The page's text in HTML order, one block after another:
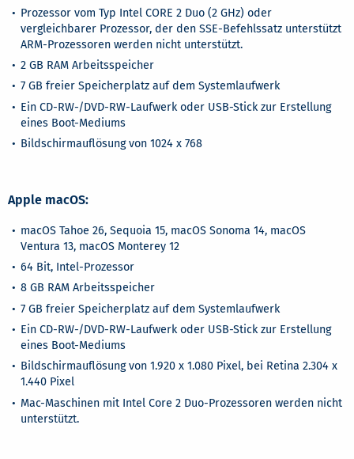
Prozessor vom Typ Intel CORE 2 Duo (2 GHz) oder
vergleichbarer Prozessor, der den SSE-Befehlssatz unterstützt
ARM-Prozessoren werden nicht unterstützt.
2 GB RAM Arbeitsspeicher
7 GB freier Speicherplatz auf dem Systemlaufwerk
Ein CD-RW-/DVD-RW-Laufwerk oder USB-Stick zur Erstellung
eines Boot-Mediums
Bildschirmauflösung von 1024 x 768
Apple macOS:
macOS Tahoe 26, Sequoia 15, macOS Sonoma 14, macOS
Ventura 13, macOS Monterey 12
64 Bit, Intel-Prozessor
8 GB RAM Arbeitsspeicher
7 GB freier Speicherplatz auf dem Systemlaufwerk
Ein CD-RW-/DVD-RW-Laufwerk oder USB-Stick zur Erstellung
eines Boot-Mediums
Bildschirmauflösung von 1.920 x 1.080 Pixel, bei Retina 2.304 x
1.440 Pixel
Mac-Maschinen mit Intel Core 2 Duo-Prozessoren werden nicht
unterstützt.